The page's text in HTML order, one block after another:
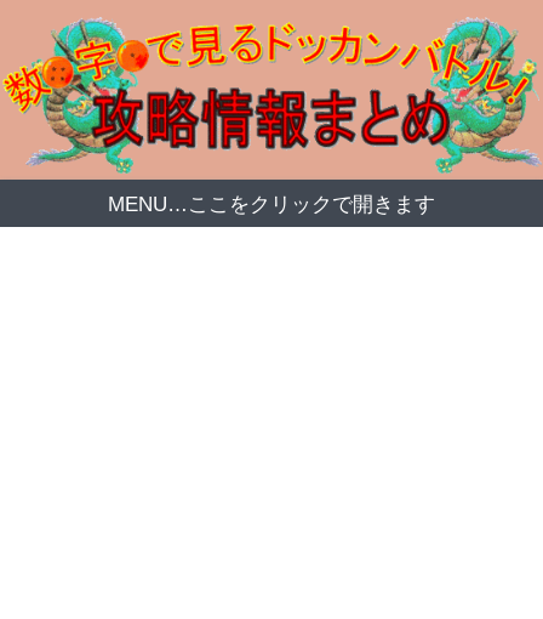
MENU…ここをクリックで開きます